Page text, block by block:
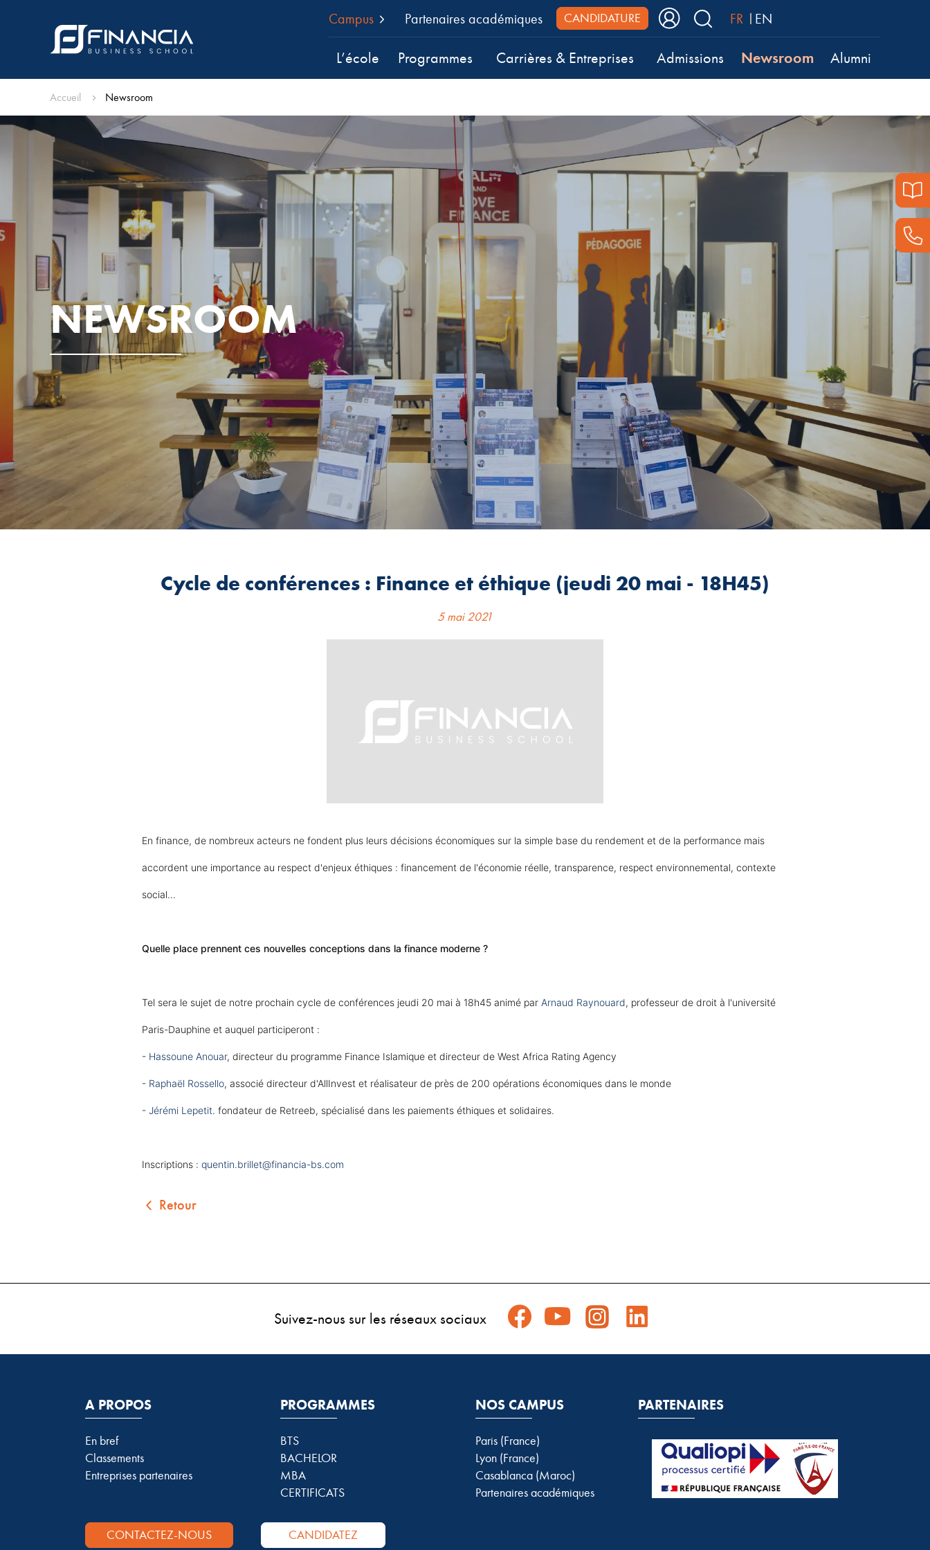
Campus Partenaires académiques CANDIDATURE FR EN
L’école Programmes Carrières & Entreprises Admissions Newsroom Alumni
Accueil Newsroom
NEWSROOM
Cycle de conférences : Finance et éthique (jeudi 20 mai - 18H45)
5 mai 2021
En finance, de nombreux acteurs ne fondent plus leurs décisions économiques sur la simple base du rendement et de la performance mais
accordent une importance au respect d'enjeux éthiques : financement de l'économie réelle, transparence, respect environnemental, contexte
social...
Quelle place prennent ces nouvelles conceptions dans la finance moderne ?
Tel sera le sujet de notre prochain cycle de conférences jeudi 20 mai à 18h45 animé par Arnaud Raynouard, professeur de droit à l'université
Paris-Dauphine et auquel participeront :
- Hassoune Anouar, directeur du programme Finance Islamique et directeur de West Africa Rating Agency
- Raphaël Rossello, associé directeur d'AllInvest et réalisateur de près de 200 opérations économiques dans le monde
- Jérémi Lepetit. fondateur de Retreeb, spécialisé dans les paiements éthiques et solidaires.
Inscriptions : quentin.brillet@financia-bs.com
Retour
Suivez-nous sur les réseaux sociaux
A PROPOS
En bref
Classements
Entreprises partenaires
PROGRAMMES
BTS
BACHELOR
MBA
CERTIFICATS
CONTACTEZ-NOUS CANDIDATEZ
NOS CAMPUS
Paris (France)
Lyon (France)
Casablanca (Maroc)
Partenaires académiques
PARTENAIRES